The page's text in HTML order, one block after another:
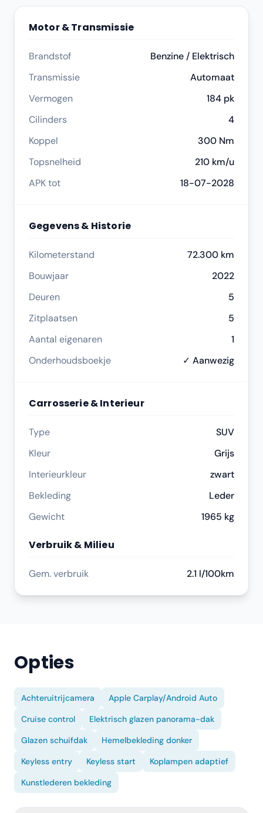
Motor & Transmissie
Brandstof
Benzine / Elektrisch
Transmissie
Automaat
Vermogen
184 pk
Cilinders
4
Koppel
300 Nm
Topsnelheid
210 km/u
APK tot
18-07-2028
Gegevens & Historie
Kilometerstand
72.300 km
Bouwjaar
2022
Deuren
5
Zitplaatsen
5
Aantal eigenaren
1
Onderhoudsboekje
✓ Aanwezig
Carrosserie & Interieur
Type
SUV
Kleur
Grijs
Interieurkleur
zwart
Bekleding
Leder
Gewicht
1965 kg
Verbruik & Milieu
Gem. verbruik 2.1 l/100km
Opties
Achteruitrijcamera
Apple Carplay/Android Auto
Cruise control
Elektrisch glazen panorama-dak
Glazen schuifdak
Hemelbekleding donker
Keyless entry
Keyless start
Koplampen adaptief
Kunstlederen bekleding